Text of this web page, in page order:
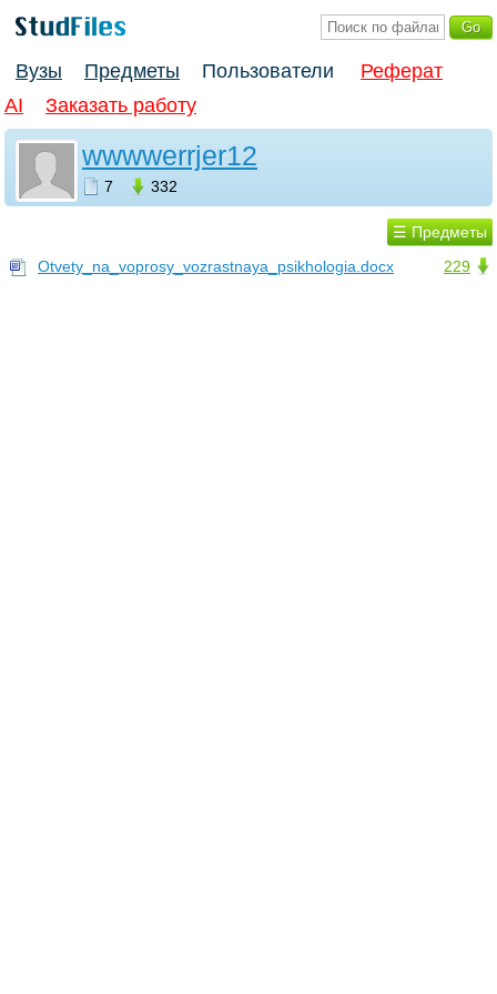
Вузы Предметы Пользователи
Реферат
AI
Заказать работу
wwwwerrjer12
7 332
☰ Предметы
229
Otvety_na_voprosy_vozrastnaya_psikhologia.docx